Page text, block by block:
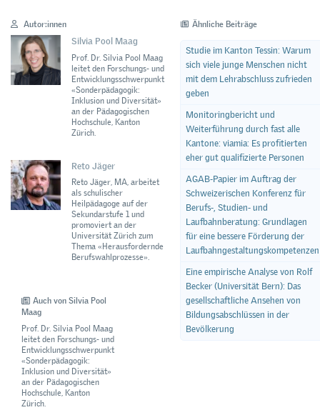
Autor:innen
Silvia Pool Maag
Prof. Dr. Silvia Pool Maag
leitet den Forschungs- und
Entwicklungsschwerpunkt
«Sonderpädagogik:
Inklusion und Diversität»
an der Pädagogischen
Hochschule, Kanton
Zürich.
Reto Jäger
Reto Jäger, MA, arbeitet
als schulischer
Heilpädagoge auf der
Sekundarstufe 1 und
promoviert an der
Universität Zürich zum
Thema «Herausfordernde
Berufswahlprozesse».
Auch von Silvia Pool
Maag
Prof. Dr. Silvia Pool Maag
leitet den Forschungs- und
Entwicklungsschwerpunkt
«Sonderpädagogik:
Inklusion und Diversität»
an der Pädagogischen
Hochschule, Kanton
Zürich.
Ähnliche Beiträge
Studie im Kanton Tessin: Warum
sich viele junge Menschen nicht
mit dem Lehrabschluss zufrieden
geben
Monitoringbericht und
Weiterführung durch fast alle
Kantone: viamia: Es profitierten
eher gut qualifizierte Personen
AGAB-Papier im Auftrag der
Schweizerischen Konferenz für
Berufs-, Studien- und
Laufbahnberatung: Grundlagen
für eine bessere Förderung der
Laufbahngestaltungskompetenzen
Eine empirische Analyse von Rolf
Becker (Universität Bern): Das
gesellschaftliche Ansehen von
Bildungsabschlüssen in der
Bevölkerung